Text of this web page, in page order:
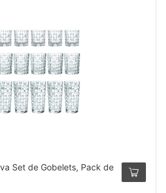
Set de Gobelets, Pack de